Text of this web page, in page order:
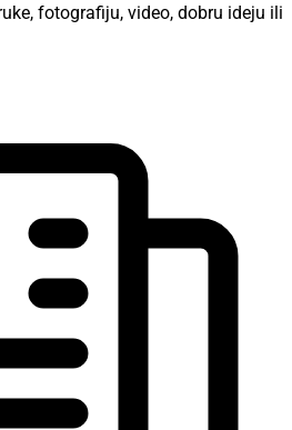
fotografiju, video, dobru ideju ili